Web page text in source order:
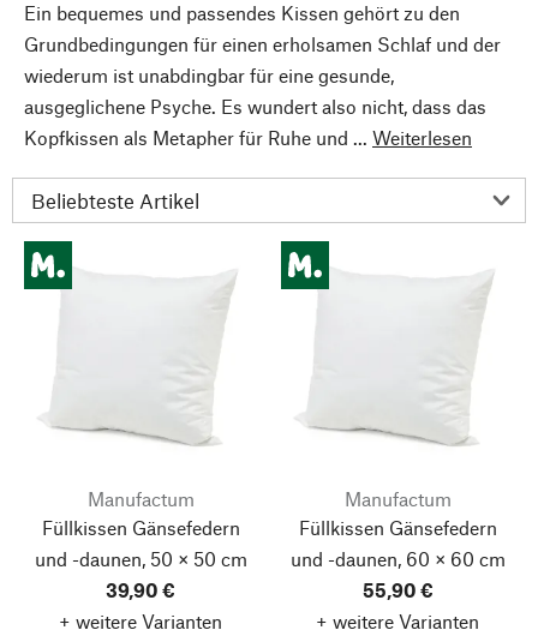
Ein bequemes und passendes Kissen gehört zu den
Grundbedingungen für einen erholsamen Schlaf und der
wiederum ist unabdingbar für eine gesunde,
ausgeglichene Psyche. Es wundert also nicht, dass das
Kopfkissen als Metapher für Ruhe und ... Weiterlesen
Manufactum
Füllkissen Gänsefedern
und -daunen, 50 × 50 cm
39,90 €
+ weitere Varianten
Manufactum
Füllkissen Gänsefedern
und -daunen, 60 × 60 cm
55,90 €
+ weitere Varianten